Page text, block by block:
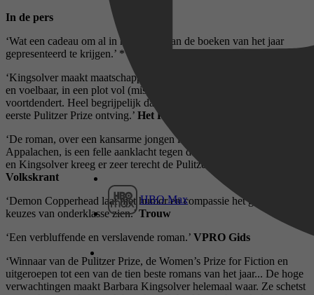
HBO Max
In de pers
‘Wat een cadeau om al in maart een van de boeken van het jaar
gepresenteerd te krijgen.’ *****
‘Kingsolver maakt maatschappelijke kwesties knap aanschouwelijk
en voelbaar, in een plot vol (mis)avonturen die onweerstaanbaar
voortdendert. Heel begrijpelijk dat zij juist voor deze roman haar
eerste Pulitzer Prize ontving.’ Het Parool
‘De roman, over een kansarme jongen in de Amerikaanse
Appalachen, is een felle aanklacht tegen de farmaceutische industrie
en Kingsolver kreeg er zeer terecht de Pulitzerprijs voor.’
Volkskrant
‘Demon Copperhead laat met humor en compassie het gebrek aan
keuzes van onderklasse zien.’Trouw
‘Een verbluffende en verslavende roman.’ VPRO Gids
‘Winnaar van de Pulitzer Prize, de Women’s Prize for Fiction en
uitgeroepen tot een van de tien beste romans van het jaar... De hoge
verwachtingen maakt Barbara Kingsolver helemaal waar. Ze schetst